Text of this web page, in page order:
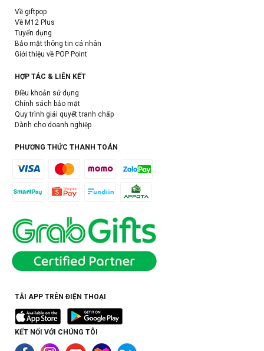
Về giftpop
Về M12 Plus
Tuyển dụng
Bảo mật thông tin cá nhân
Giới thiệu về POP Point
HỢP TÁC & LIÊN KẾT
Điều khoản sử dụng
Chính sách bảo mật
Quy trình giải quyết tranh chấp
Dành cho doanh nghiệp
PHƯƠNG THỨC THANH TOÁN
TẢI APP TRÊN ĐIỆN THOẠI
KẾT NỐI VỚI CHÚNG TÔI